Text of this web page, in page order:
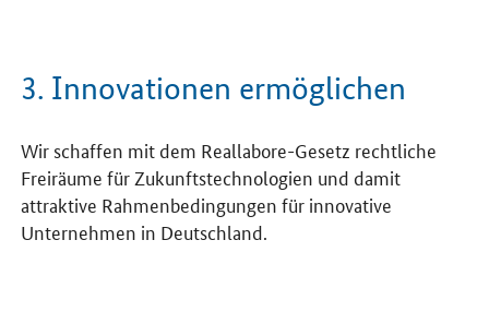
3. Innovationen ermöglichen
Wir schaffen mit dem Reallabore-Gesetz rechtliche
Freiräume für Zukunftstechnologien und damit
attraktive Rahmenbedingungen für innovative
Unternehmen in Deutschland.